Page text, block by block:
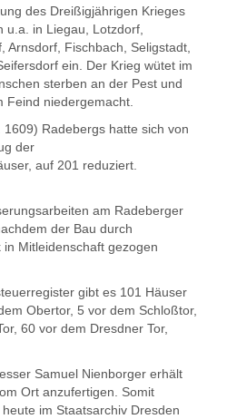
des Dreißigjährigen Krieges
u.a. in Liegau, Lotzdorf,
Arnsdorf, Fischbach, Seligstadt,
ein. Der Krieg wütet im
sterben an der Pest und
niedergemacht.
1609) Radebergs hatte sich von
der
auf 201 reduziert.
am Radeberger
der Bau durch
Mitleidenschaft gezogen
gibt es 101 Häuser
Obertor, 5 vor dem Schloßtor,
60 vor dem Dresdner Tor,
Samuel Nienborger erhält
Ort anzufertigen. Somit
im Staatsarchiv Dresden